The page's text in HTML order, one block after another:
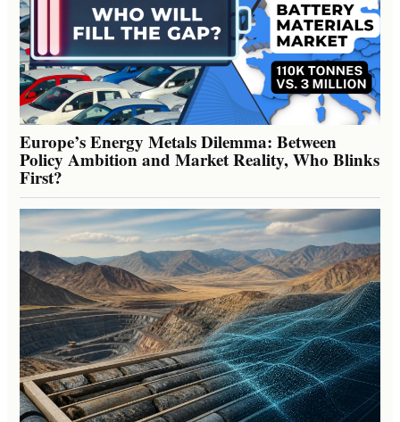
Europe’s Energy Metals Dilemma: Between
Policy Ambition and Market Reality, Who Blinks
First?